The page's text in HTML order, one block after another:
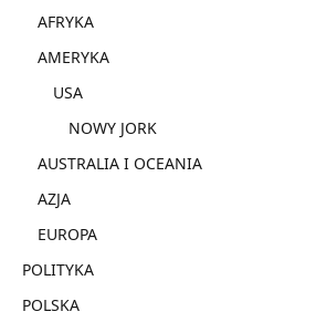
AFRYKA
AMERYKA
USA
NOWY JORK
AUSTRALIA I OCEANIA
AZJA
EUROPA
POLITYKA
POLSKA